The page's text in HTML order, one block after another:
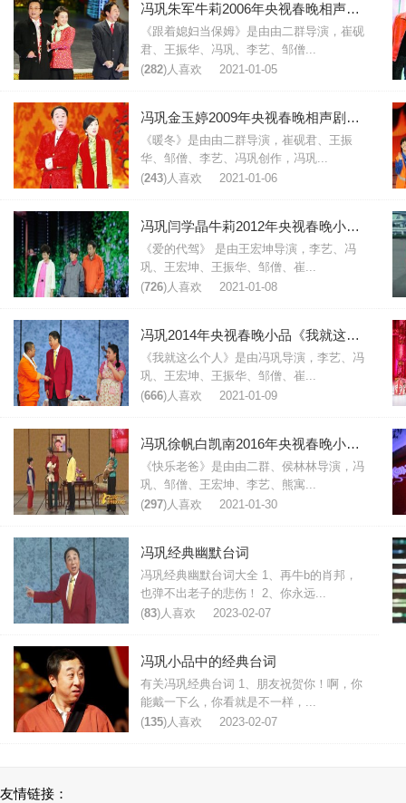
冯巩朱军牛莉2006年央视春晚相声剧《跟着媳妇当保姆》台词
《跟着媳妇当保姆》是由由二群导演，崔砚
君、王振华、冯巩、李艺、邹僧...
(282)人喜欢 2021-01-05
冯巩金玉婷2009年央视春晚相声剧《暖冬》台词
《暖冬》是由由二群导演，崔砚君、王振
华、邹僧、李艺、冯巩创作，冯巩...
(243)人喜欢 2021-01-06
冯巩闫学晶牛莉2012年央视春晚小品《爱的代驾》台词
《爱的代驾》 是由王宏坤导演，李艺、冯
巩、王宏坤、王振华、邹僧、崔...
(726)人喜欢 2021-01-08
冯巩2014年央视春晚小品《我就这么个人》台词
《我就这么个人》是由冯巩导演，李艺、冯
巩、王宏坤、王振华、邹僧、崔...
(666)人喜欢 2021-01-09
冯巩徐帆白凯南2016年央视春晚小品《快乐老爸》台词
《快乐老爸》是由由二群、侯林林导演，冯
巩、邹僧、王宏坤、李艺、熊寓...
(297)人喜欢 2021-01-30
冯巩经典幽默台词
冯巩经典幽默台词大全 1、再牛b的肖邦，
也弹不出老子的悲伤！ 2、你永远...
(83)人喜欢 2023-02-07
冯巩小品中的经典台词
有关冯巩经典台词 1、朋友祝贺你！啊，你
能戴一下么，你看就是不一样，...
(135)人喜欢 2023-02-07
友情链接：